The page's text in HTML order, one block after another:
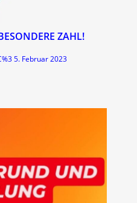
ZAHL!
5. Februar 2023